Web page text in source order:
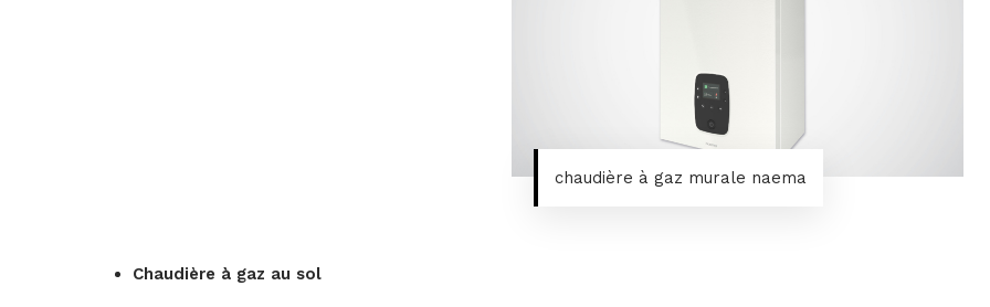
chaudière à gaz murale naema
Chaudière à gaz au sol